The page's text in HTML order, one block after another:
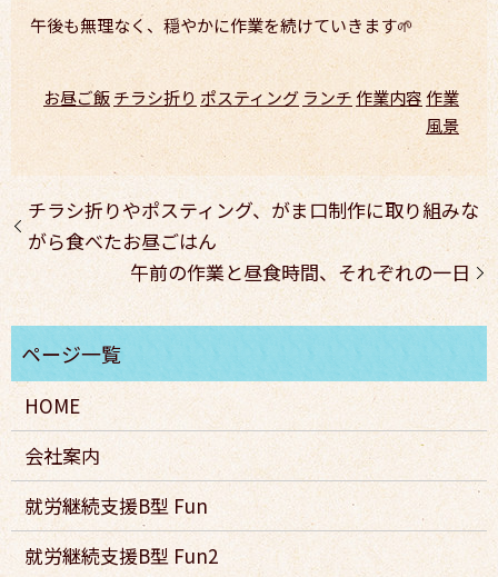
午後も無理なく、穏やかに作業を続けていきます🌱
お昼ご飯チラシ折りポスティング ランチ 作業内容作業
風景
チラシ折りやポスティング、がま口制作に取り組みな
がら食べたお昼ごはん
午前の作業と昼食時間、それぞれの一日
HOME
会社案内
就労継続支援B型 Fun
就労継続支援B型 Fun2